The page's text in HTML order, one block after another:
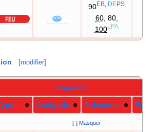
90EB DEPS
60, 80,
100 LPA
[modifier]
Capacité
Catégorie Puissance
[-] Masquer